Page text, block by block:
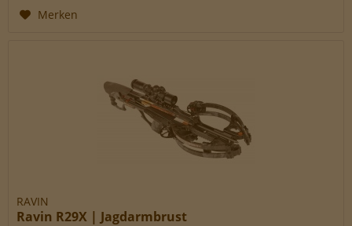
Merken
RAVIN
Ravin R29X | Jagdarmbrust